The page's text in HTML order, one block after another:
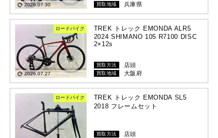
2026.07.30 買取地域 兵庫県
ロードバイク
2026.07.27
TREK トレック EMONDA ALR5
2024 SHIMANO 105 R7100 DISC
2×12s
買取方法 店頭
買取地域 大阪府
ロードバイク
TREK トレック EMONDA SL5
2018 フレームセット
買取方法 店頭